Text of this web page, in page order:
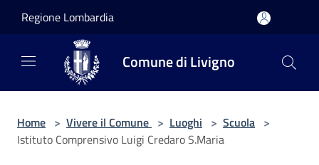
Regione Lombardia
Comune di Livigno
Home > Vivere il Comune > Luoghi > Scuola >
Istituto Comprensivo Luigi Credaro S.Maria